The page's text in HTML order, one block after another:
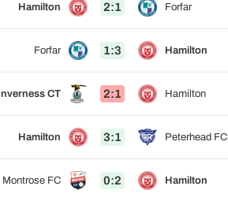
Hamilton 2:1 Forfar
Forfar 1:3 Hamilton
Inverness CT 2:1 Hamilton
Hamilton 3:1 Peterhead FC
Montrose FC 0:2 Hamilton